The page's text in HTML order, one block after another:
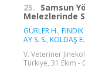
25. Samsun
Melezlerinde
GÜRLER H., FINDIK
AY S. S., KOLDAŞ E.
V. Veteriner
Türkiye, 31 Ekim -